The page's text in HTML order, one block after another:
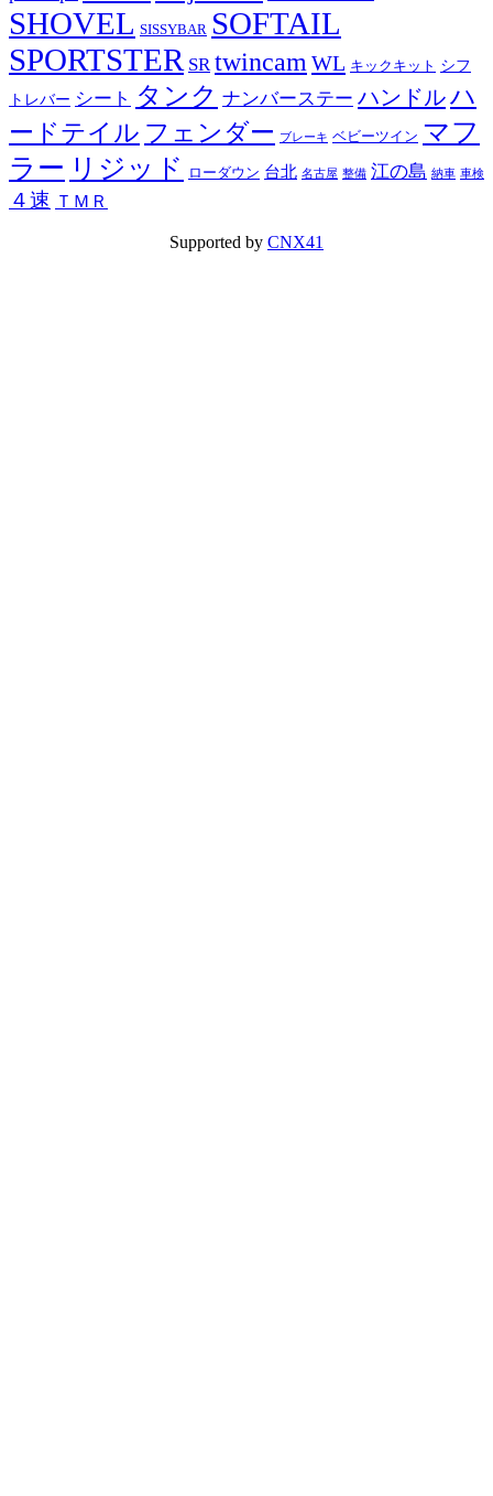
SHOVEL SISSYBAR SOFTAIL
SPORTSTER SR twincamWL キックキット シフ
トレバー シート タンク ナンバーステー ハンドルハ
ードテイル フェンダー ブレーキ ベビーツイン マフ
ラー リジッド ローダウン 台北 名古屋 整備 江の島 納車 車検
４速 ＴＭＲ
Supported by CNX41